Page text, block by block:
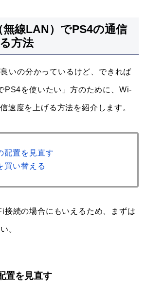
線LAN）でPS4の通信
方法
良いの分かっているけど、できれば
PS4を使いたい」方のために、Wi-
速度を上げる方法を紹介します。
配置を見直す
買い替える
接続の場合にもいえるため、まずは
。
置を見直す